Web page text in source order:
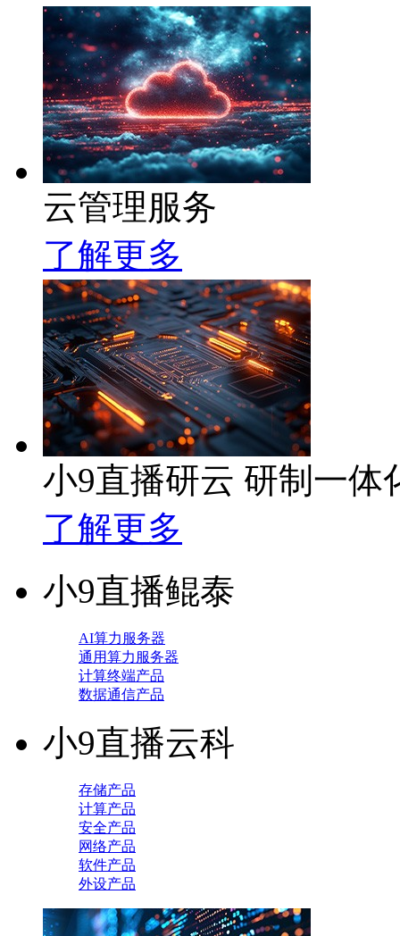
云管理服务
了解更多
小9直播研云 研制一体
了解更多
小9直播鲲泰
AI算力服务器
通用算力服务器
计算终端产品
数据通信产品
小9直播云科
存储产品
计算产品
安全产品
网络产品
软件产品
外设产品